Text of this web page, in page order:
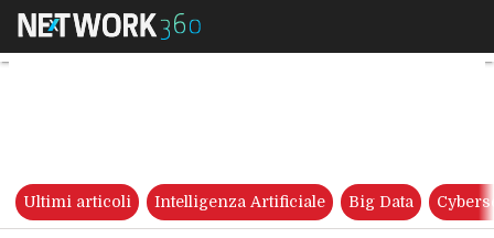
Siemens-NVIDIA, al via una
Ultimi articoli Intelligenza Artificiale Big Data